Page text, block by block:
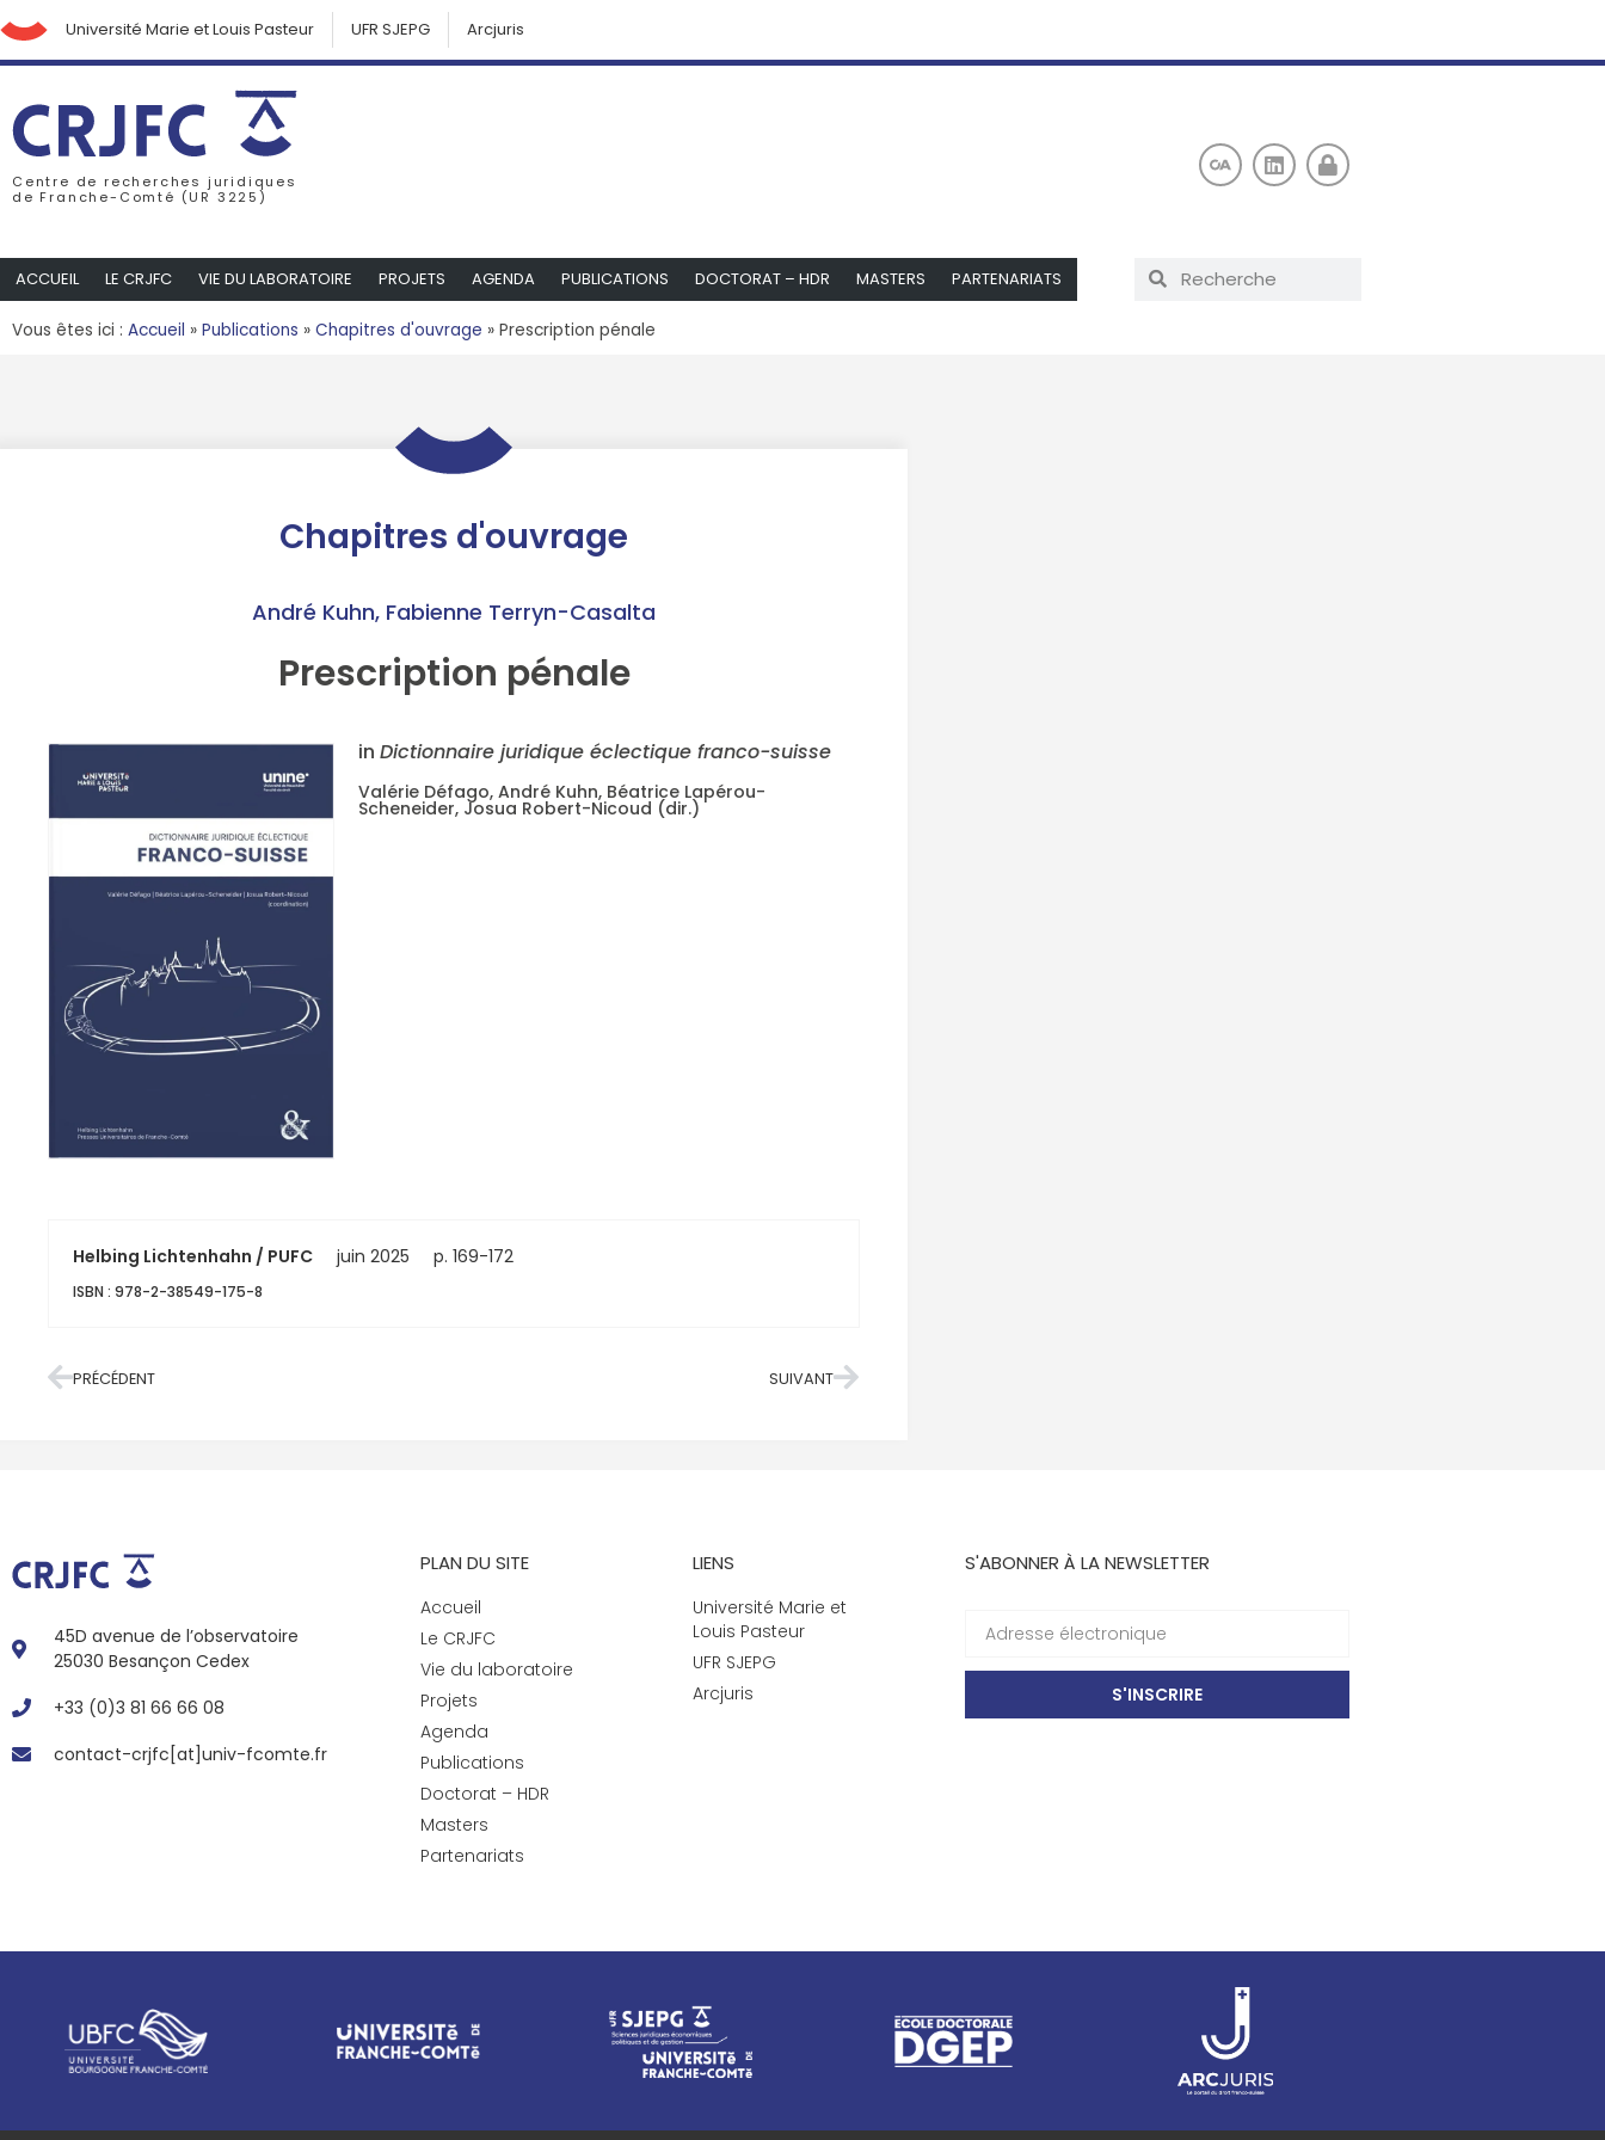
Université Marie et Louis Pasteur UFR SJEPG Arcjuris
Centre de recherches juridiques
de Franche-Comté (UR 3225)
ACCUEIL LE CRJFC VIE DU LABORATOIRE PROJETS AGENDA PUBLICATIONS DOCTORAT – HDR MASTERS PARTENARIATS
Vous êtes ici : Accueil » Publications » Chapitres d'ouvrage » Prescription pénale
Chapitres d'ouvrage
André Kuhn, Fabienne Terryn-Casalta
Prescription pénale
in Dictionnaire juridique éclectique franco-suisse
Valérie Défago, André Kuhn, Béatrice Lapérou-
Scheneider, Josua Robert-Nicoud (dir.)
Helbing Lichtenhahn / PUFC juin 2025 p. 169-172
ISBN : 978-2-38549-175-8
PRÉCÉDENT SUIVANT
45D avenue de l’observatoire
25030 Besançon Cedex
+33 (0)3 81 66 66 08
contact-crjfc[at]univ-fcomte.fr
PLAN DU SITE
Accueil
Le CRJFC
Vie du laboratoire
Projets
Agenda
Publications
Doctorat – HDR
Masters
Partenariats
LIENS
Université Marie et
Louis Pasteur
UFR SJEPG
Arcjuris
S'ABONNER À LA NEWSLETTER
S'INSCRIRE